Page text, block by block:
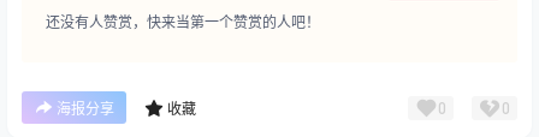
还没有人赞赏，快来当第一个赞赏的人吧！
海报分享 收藏 0 0